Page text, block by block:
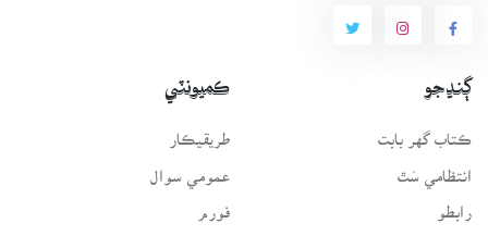
ڳنڍجو
ڪتاب گهر بابت
انتظامي سَٿ
رابطو
ڪميونٽي
طريقيڪار
عمومي سوال
فورم